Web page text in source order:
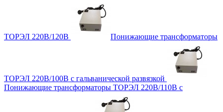
ТОРЭЛ 220В/120В Понижающие трансформаторы
ТОРЭЛ 220В/100В с гальванической развязкой
Понижающие трансформаторы ТОРЭЛ 220В/110В с